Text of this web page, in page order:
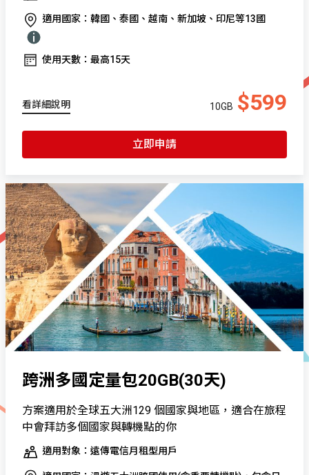
適用國家：韓國、泰國、越南、新加坡、印尼等13國
使用天數：最高15天
看詳細說明 10GB $599
立即申請
跨洲多國定量包20GB(30天)
方案適用於全球五大洲129 個國家與地區，適合在旅程
中會拜訪多個國家與轉機點的你
適用對象：遠傳電信月租型用戶